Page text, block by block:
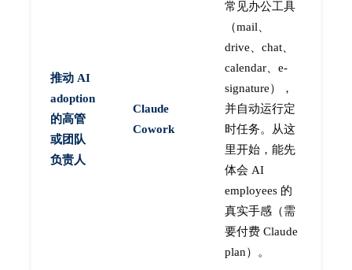
推动 AI
adoption
的高管
或团队
负责人
Claude
Cowork
常见办公工具
（mail、
drive、chat、
calendar、e-
signature），
并自动运行定
时任务。从这
里开始，能先
体会 AI
employees 的
真实手感（需
要付费 Claude
plan）。